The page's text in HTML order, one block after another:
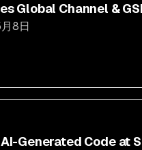
Global Channel &
8日
Generated Code at